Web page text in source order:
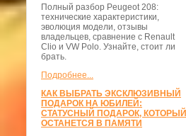
Полный разбор Peugeot 208:
технические характеристики,
эволюция модели, отзывы
владельцев, сравнение с Renault
Clio и VW Polo. Узнайте, стоит ли
брать.
Подробнее...
КАК ВЫБРАТЬ ЭКСКЛЮЗИВНЫЙ
ПОДАРОК НА ЮБИЛЕЙ:
СТАТУСНЫЙ ПОДАРОК, КОТОРЫЙ
ОСТАНЕТСЯ В ПАМЯТИ